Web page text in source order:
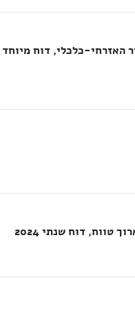
האזרחי-כלכלי, דוח מיוחד
דוח שנתי 2024